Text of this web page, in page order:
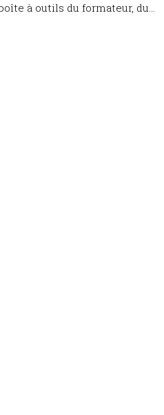
à outils du formateur, du...